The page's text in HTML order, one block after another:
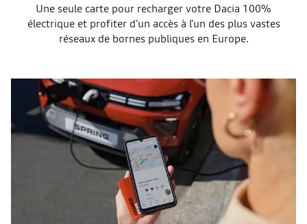
Une seule carte pour recharger votre Dacia 100%
électrique et profiter d’un accès à l'un des plus vastes
réseaux de bornes publiques en Europe.